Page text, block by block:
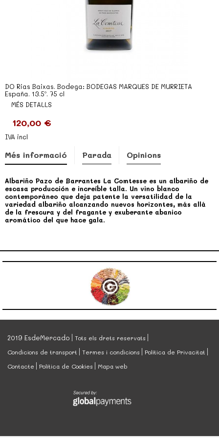
DO Rias Baixas. Bodega: BODEGAS MARQUES DE MURRIETA
España. 13.5º. 75 cl
MÉS DETALLS
120,00 €
IVA incl
Més informació Parada Opinions
Albariño Pazo de Barrantes La Comtesse es un albariño de
escasa producción e increíble talla. Un vino blanco
contemporáneo que deja patente la versatilidad de la
variedad albariño alcanzando nuevos horizontes, más allá
de la frescura y del fragante y exuberante abanico
aromático del que hace gala.
2019 EsdeMercado
Tots els drets reservats
Condicions de transport
Termes i condicions
Política de Privacitat
Contacte
Política de Cookies Mapa web